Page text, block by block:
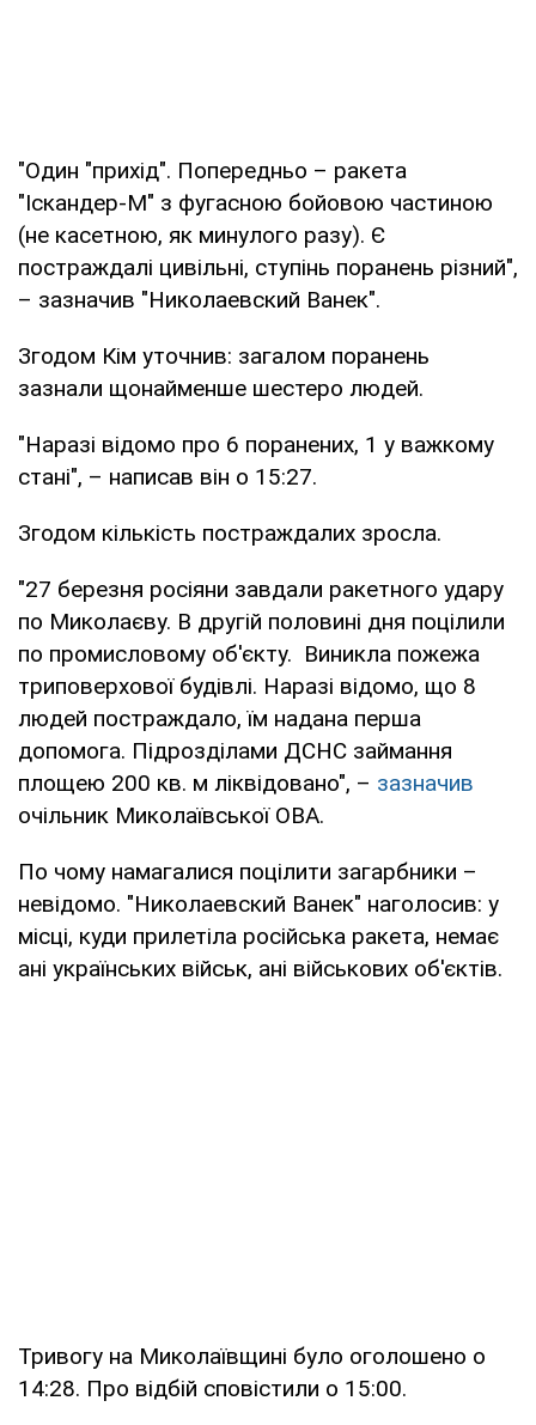
"Один "прихід". Попередньо – ракета
"Іскандер-М" з фугасною бойовою частиною
(не касетною, як минулого разу). Є
постраждалі цивільні, ступінь поранень різний",
– зазначив "Николаевский Ванек".
Згодом Кім уточнив: загалом поранень
зазнали щонайменше шестеро людей.
"Наразі відомо про 6 поранених, 1 у важкому
стані", – написав він о 15:27.
Згодом кількість постраждалих зросла.
"27 березня росіяни завдали ракетного удару
по Миколаєву. В другій половині дня поцілили
по промисловому об'єкту. Виникла пожежа
триповерхової будівлі. Наразі відомо, що 8
людей постраждало, їм надана перша
допомога. Підрозділами ДСНС займання
площею 200 кв. м ліквідовано", – зазначив
очільник Миколаївської ОВА.
По чому намагалися поцілити загарбники –
невідомо. "Николаевский Ванек" наголосив: у
місці, куди прилетіла російська ракета, немає
ані українських військ, ані військових об'єктів.
Тривогу на Миколаївщині було оголошено о
14:28. Про відбій сповістили о 15:00.